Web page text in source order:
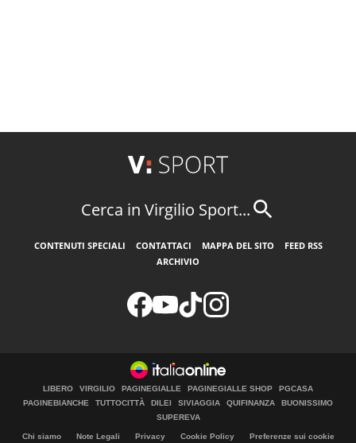
Cerca in Virgilio Sport...
CONTENUTI SPECIALI CONTATTACI MAPPA DEL SITO
FEED RSS
ARCHIVIO
LIBERO VIRGILIO PAGINEGIALLE PAGINEGIALLE SHOP
PGCASA
PAGINEBIANCHE
TUTTOCITTÀ DILEI SIVIAGGIA QUIFINANZA
BUONISSIMO
SUPEREVA
Chi siamo Note Legali Privacy Cookie Policy Preferenze sui cookie